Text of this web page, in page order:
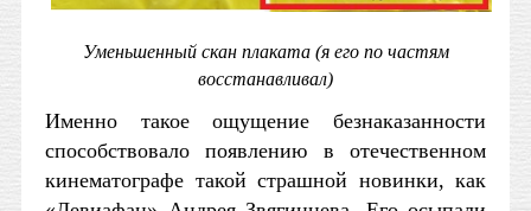
Уменьшенный скан плаката (я его по частям
восстанавливал)
Именно такое ощущение безнаказанности
способствовало появлению в отечественном
кинематографе такой страшной новинки, как